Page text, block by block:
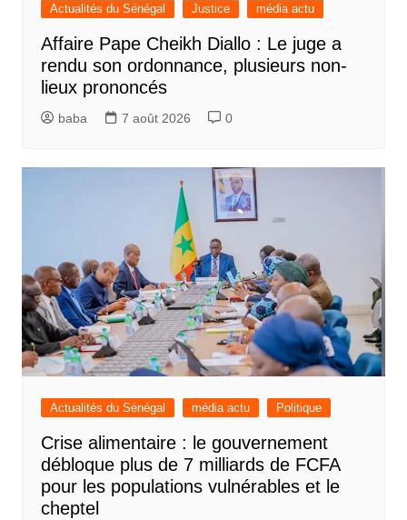
Actualités du Sénégal Justice média actu
Affaire Pape Cheikh Diallo : Le juge a
rendu son ordonnance, plusieurs non-
lieux prononcés
baba 7 août 2026 0
Actualités du Sénégal média actu Politique
Crise alimentaire : le gouvernement
débloque plus de 7 milliards de FCFA
pour les populations vulnérables et le
cheptel